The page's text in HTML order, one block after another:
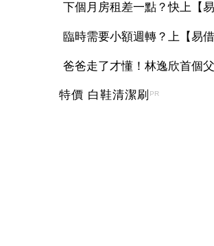
下個月房租差一點？快上【
臨時需要小額週轉？上【易
爸爸走了才懂！林逸欣首個
特價 白鞋清潔刷 PR